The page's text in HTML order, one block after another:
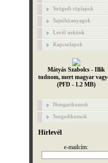
Szögedi röplapok
Sajtóhíranyagok
Levél nekünk
Kapcsolapok
Mátyás Szabolcs - Illik
tudnom, mert magyar
(PFD - 1.2 MB)
Hungarikumok
Szegedikumok
Hírlevél
e-mailcím: